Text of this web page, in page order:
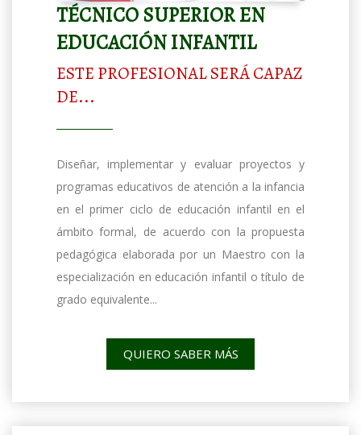
TÉCNICO SUPERIOR EN
EDUCACIÓN INFANTIL
ESTE PROFESIONAL SERÁ CAPAZ
DE...
Diseñar, implementar y evaluar proyectos y
programas educativos de atención a la infancia
en el primer ciclo de educación infantil en el
ámbito formal, de acuerdo con la propuesta
pedagógica elaborada por un Maestro con la
especialización en educación infantil o título de
grado equivalente...
QUIERO SABER MÁS